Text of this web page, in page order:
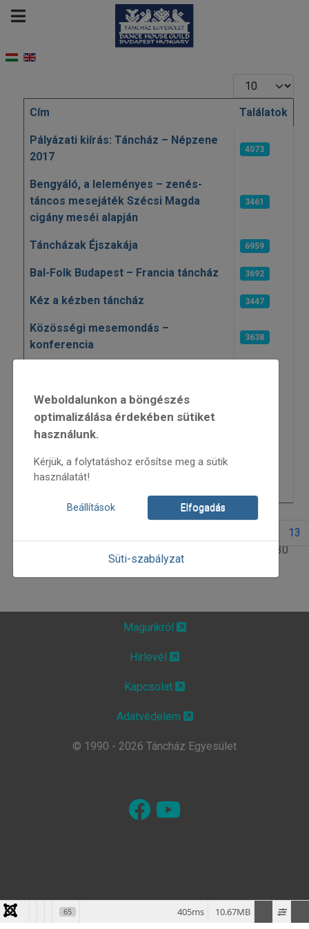
Tételek #
Cikkek
Cím Találatok
Pályázati kiírás: Táncház – Népzene
2017
4073
Bengyáló, a leleményes – zenés-
táncos mesejáték Szécsi Magda
cigány meséi alapján
3461
Táncházak Éjszakája 6959
Bal-Folk Budapest – Francia táncház 3692
Kéz a kézben táncház 3447
Közösségi mesemondás –
konferencia
3638
Délszláv táncház Mohácson
Ábrahám Judit & Fullánk Projekt Band
táncfúzió
10. oldal / 30
13
Weboldalunkon a böngészés
optimalizálása érdekében sütiket
használunk.
Kérjük, a folytatáshoz erősítse meg a sütik
használatát!
Beállítások Elfogadás
Süti-szabályzat
Magunkról
Hírlevél
Kapcsolat
Adatvédelem
© 1990 - 2026 Táncház Egyesület
65 10.67MB
405ms